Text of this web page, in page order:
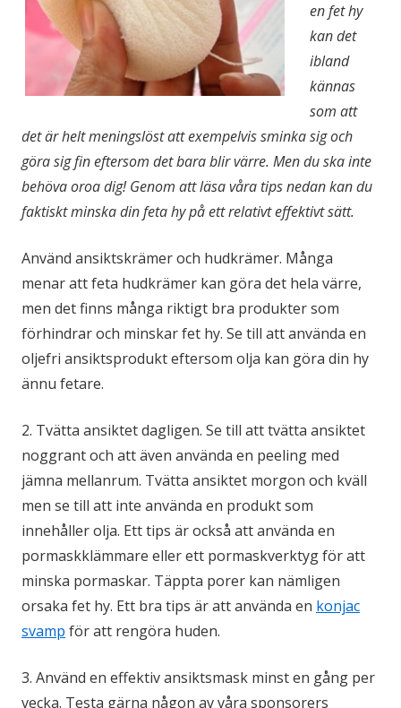
en fet hy
kan det
ibland
kännas
som att
det är helt meningslöst att exempelvis sminka sig och
göra sig fin eftersom det bara blir värre. Men du ska inte
behöva oroa dig! Genom att läsa våra tips nedan kan du
faktiskt minska din feta hy på ett relativt effektivt sätt.
Använd ansiktskrämer och hudkrämer. Många
menar att feta hudkrämer kan göra det hela värre,
men det finns många riktigt bra produkter som
förhindrar och minskar fet hy. Se till att använda en
oljefri ansiktsprodukt eftersom olja kan göra din hy
ännu fetare.
2. Tvätta ansiktet dagligen. Se till att tvätta ansiktet
noggrant och att även använda en peeling med
jämna mellanrum. Tvätta ansiktet morgon och kväll
men se till att inte använda en produkt som
innehåller olja. Ett tips är också att använda en
pormaskklämmare eller ett pormaskverktyg för att
minska pormaskar. Täppta porer kan nämligen
orsaka fet hy. Ett bra tips är att använda en konjac
svamp för att rengöra huden.
3. Använd en effektiv ansiktsmask minst en gång per
vecka. Testa gärna någon av våra sponsorers